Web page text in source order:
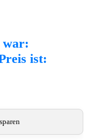
war:
ist: